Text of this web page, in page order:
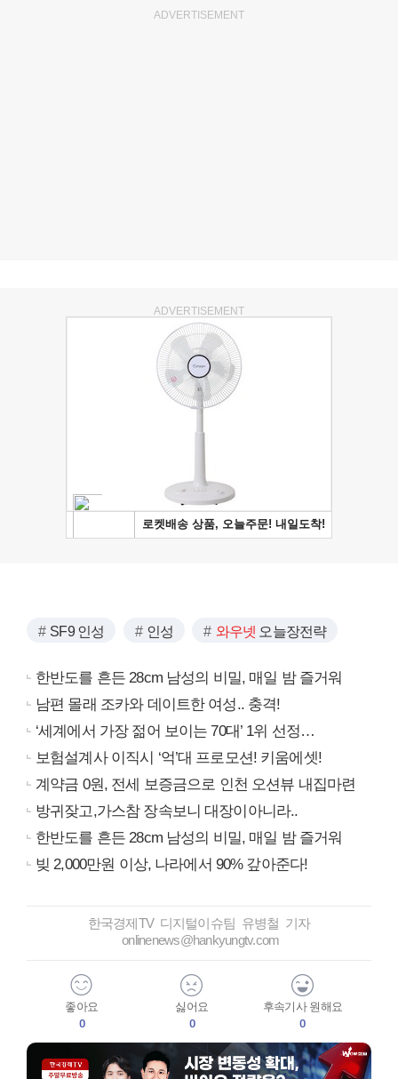
ADVERTISEMENT
ADVERTISEMENT
SF9 인성 인성 와우넷 오늘장전략
한반도를 흔든 28cm 남성의 비밀, 매일 밤 즐거워
남편 몰래 조카와 데이트한 여성.. 충격!
‘세계에서 가장 젊어 보이는 70대’ 1위 선정…
보험설계사 이직시 ‘억’대 프로모션! 키움에셋!
계약금 0원, 전세 보증금으로 인천 오션뷰 내집마련
방귀잦고,가스참 장속보니 대장이아니라..
한반도를 흔든 28cm 남성의 비밀, 매일 밤 즐거워
빚 2,000만원 이상, 나라에서 90% 갚아준다!
한국경제TV 디지털이슈팀 유병철 기자
onlinenews@hankyungtv.com
좋아요
0
싫어요
0
후속기사 원해요
0